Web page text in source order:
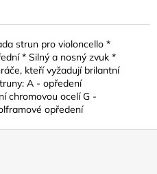
strun pro violoncello *
* Silný a nosný zvuk *
kteří vyžadují brilantní
A - opředení
chromovou ocelí G -
opředení